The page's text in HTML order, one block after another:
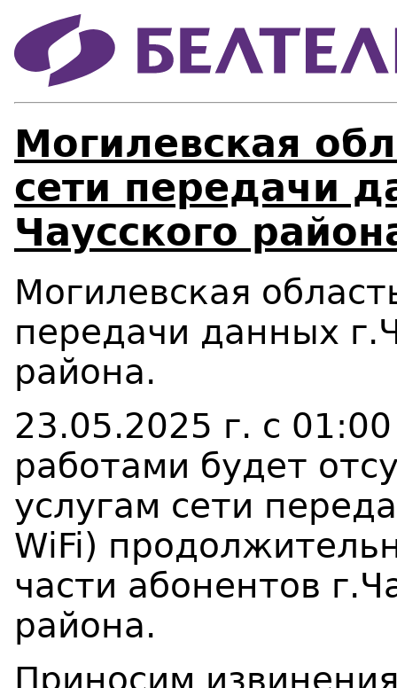
Могилевская
сети передачи
Чаусского
Могилевская
передачи данных
района.
23.05.2025 г. с
работами будет
услугам сети
WiFi)
части абонентов
района.
Приносим